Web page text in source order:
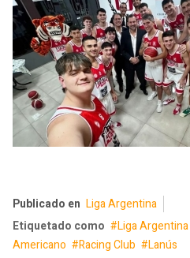
Publicado en Liga Argentina
Etiquetado como
Liga Argentina
Americano
Racing Club
Lanús